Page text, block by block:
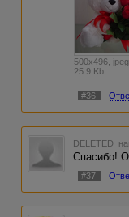
500x496, jpeg
25.9 Kb
#36
DELETED
Спасибо!
#37